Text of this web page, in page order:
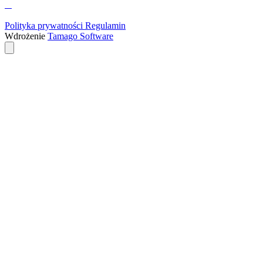
Polityka prywatności Regulamin
Wdrożenie Tamago Software